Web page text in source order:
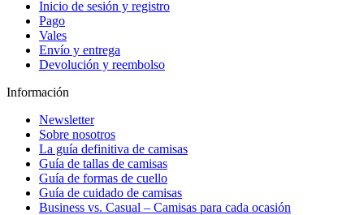
Inicio de sesión y registro
Pago
Vales
Envío y entrega
Devolución y reembolso
Información
Newsletter
Sobre nosotros
La guía definitiva de camisas
Guía de tallas de camisas
Guía de formas de cuello
Guía de cuidado de camisas
Business vs. Casual – Camisas para cada ocasión